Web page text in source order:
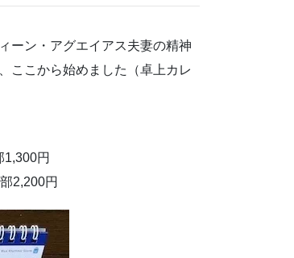
ーン・アグエイアス夫妻の精神
ここから始めました（卓上カレ
円
2,200円